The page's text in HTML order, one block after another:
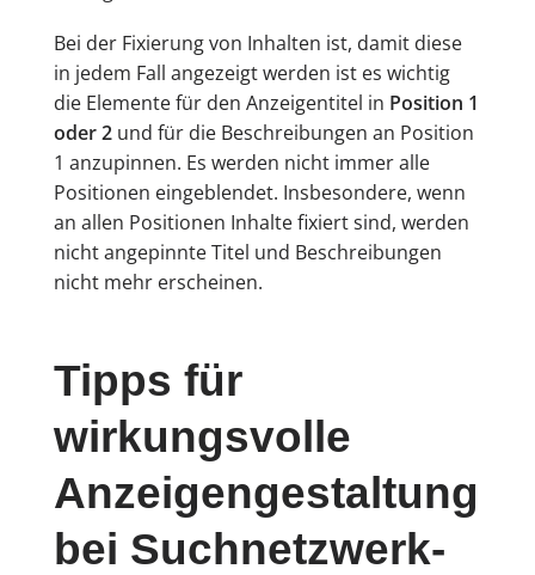
Bei der Fixierung von Inhalten ist, damit diese
in jedem Fall angezeigt werden ist es wichtig
die Elemente für den Anzeigentitel in Position 1
oder 2und für die Beschreibungen an Position
1 anzupinnen. Es werden nicht immer alle
Positionen eingeblendet. Insbesondere, wenn
an allen Positionen Inhalte fixiert sind, werden
nicht angepinnte Titel und Beschreibungen
nicht mehr erscheinen.
Tipps für
wirkungsvolle
Anzeigengestaltung
bei Suchnetzwerk-